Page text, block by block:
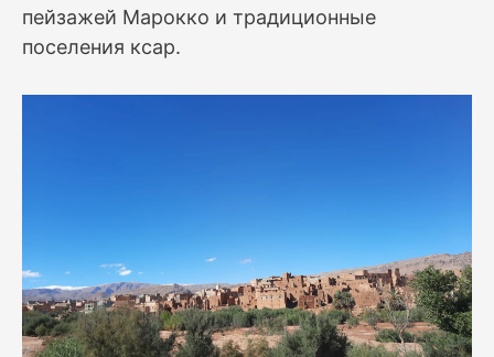
пейзажей Марокко и традиционные
поселения ксар.